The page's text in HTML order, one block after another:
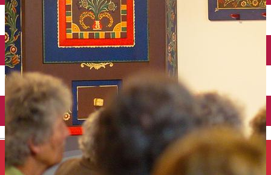
English
Închirieri auto
Închirieri de biciclete